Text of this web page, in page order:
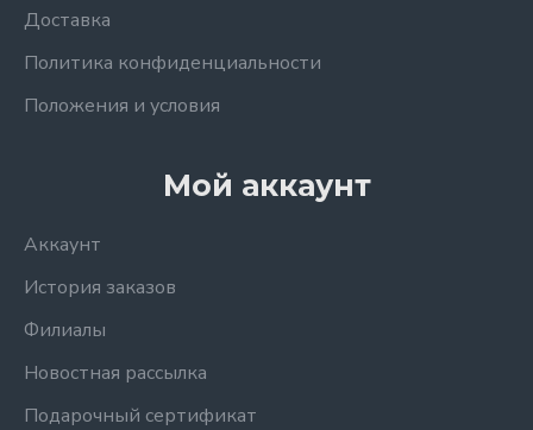
Доставка
Политика конфиденциальности
Положения и условия
Мой аккаунт
Аккаунт
История заказов
Филиалы
Новостная рассылка
Подарочный сертификат